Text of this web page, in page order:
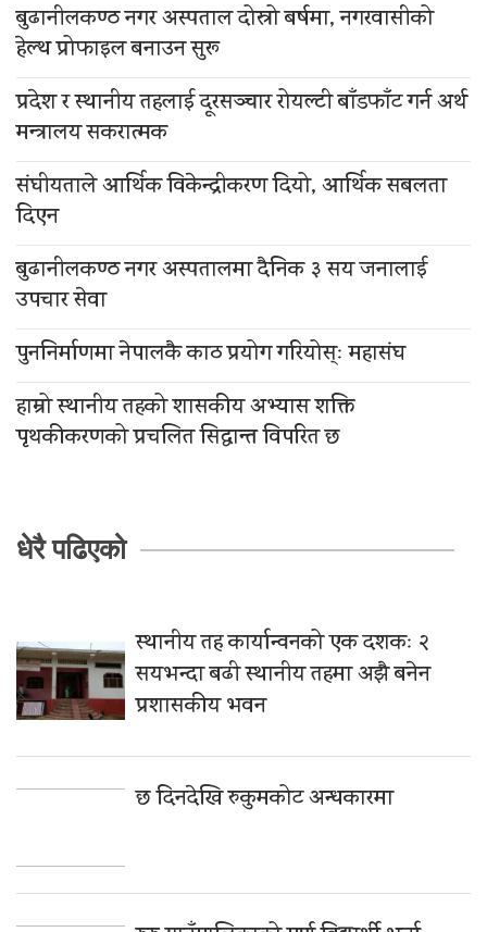
बुढानीलकण्ठ नगर अस्पताल दोस्रो बर्षमा, नगरवासीको
हेल्थ प्रोफाइल बनाउन सुरू
प्रदेश र स्थानीय तहलाई दूरसञ्चार रोयल्टी बाँडफाँट गर्न अर्थ
मन्त्रालय सकरात्मक
संघीयताले आर्थिक विकेन्द्रीकरण दियो, आर्थिक सबलता
दिएन
बुढानीलकण्ठ नगर अस्पतालमा दैनिक ३ सय जनालाई
उपचार सेवा
पुननिर्माणमा नेपालकै काठ प्रयोग गरियोस्ः महासंघ
हाम्रो स्थानीय तहको शासकीय अभ्यास शक्ति
पृथकीकरणको प्रचलित सिद्धान्त विपरित छ
धेरै पढिएको
स्थानीय तह कार्यान्वनको एक दशकः २
सयभन्दा बढी स्थानीय तहमा अझै बनेन
प्रशासकीय भवन
छ दिनदेखि रुकुमकोट अन्धकारमा